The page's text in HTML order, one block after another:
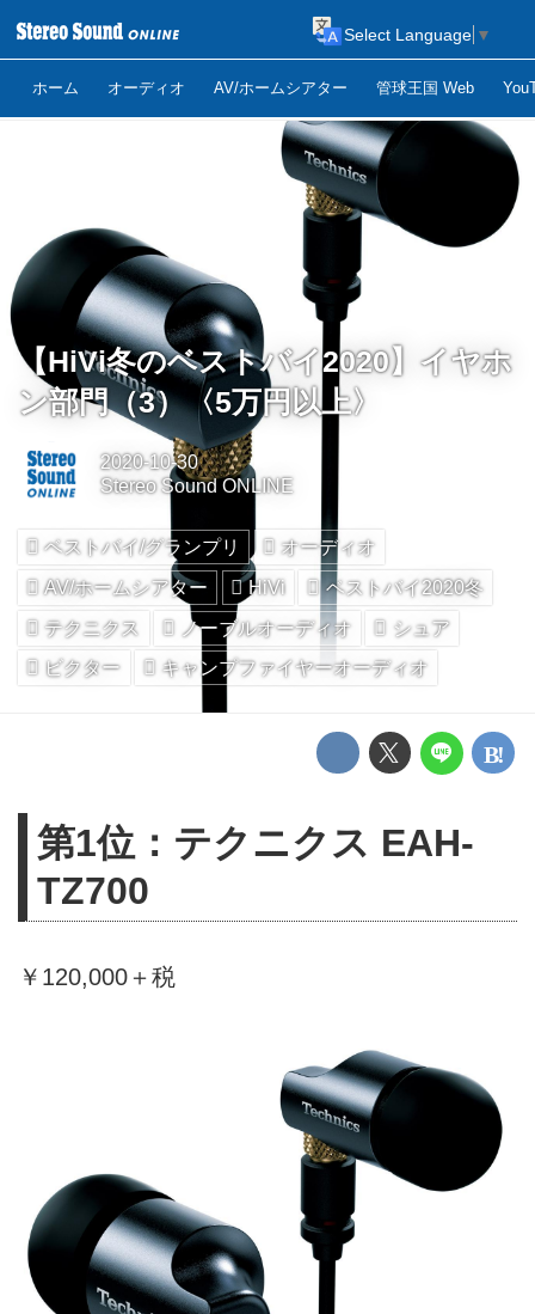
ホーム オーディオ AV/ホームシアター 管球王国 Web
Select Language ▼
【HiVi冬のベストバイ2020】イヤホ
ン部門（3）〈5万円以上〉
2020-10-30
Stereo Sound ONLINE
ベストバイ/グランプリ
オーディオ
AV/ホームシアター
HiVi
ベストバイ2020冬
テクニクス
ノーブルオーディオ
シュア
ビクター
キャンプファイヤーオーディオ
第1位：テクニクス EAH-
TZ700
￥120,000＋税